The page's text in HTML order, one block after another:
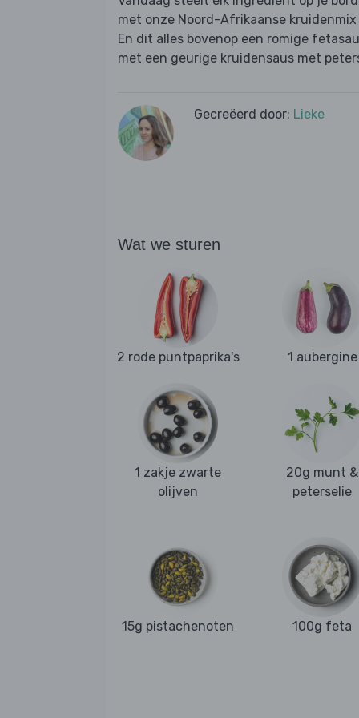
met onze Noord-Afrikaanse
En dit alles bovenop een romige
met een geurige kruidensaus met
Gecreëerd door: Lieke
Wat we sturen
2 rode puntpaprika's 1 aubergine
1 zakje zwarte
olijven
20g munt &
peterselie
15g pistachenoten 100g feta